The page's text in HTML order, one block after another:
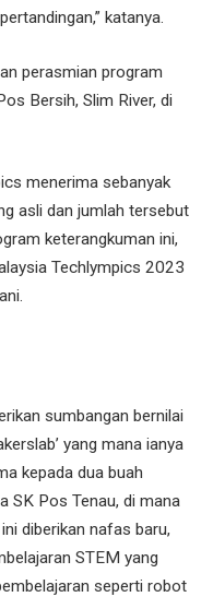
katanya.
perasmian program
Bersih, Slim River, di
menerima sebanyak
asli dan jumlah tersebut
keterangkuman ini,
Techlympics 2023
sumbangan bernilai
yang mana ianya
kepada dua buah
SK Pos Tenau, di mana
diberikan nafas baru,
STEM yang
seperti robot